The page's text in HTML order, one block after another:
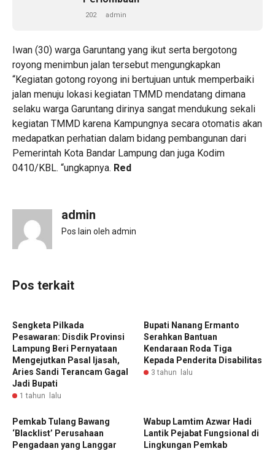
202 admin
Iwan (30) warga Garuntang yang ikut serta bergotong
royong menimbun jalan tersebut mengungkapkan
“Kegiatan gotong royong ini bertujuan untuk memperbaiki
jalan menuju lokasi kegiatan TMMD mendatang dimana
selaku warga Garuntang dirinya sangat mendukung sekali
kegiatan TMMD karena Kampungnya secara otomatis akan
medapatkan perhatian dalam bidang pembangunan dari
Pemerintah Kota Bandar Lampung dan juga Kodim
0410/KBL. “ungkapnya. Red
admin
Pos lain oleh admin
Pos terkait
Sengketa Pilkada
Pesawaran: Disdik Provinsi
Lampung Beri Pernyataan
Mengejutkan Pasal Ijasah,
Aries Sandi Terancam Gagal
Jadi Bupati
1 tahun lalu
Bupati Nanang Ermanto
Serahkan Bantuan
Kendaraan Roda Tiga
Kepada Penderita Disabilitas
3 tahun lalu
Pemkab Tulang Bawang
‘Blacklist’ Perusahaan
Pengadaan yang Langgar
Wabup Lamtim Azwar Hadi
Lantik Pejabat Fungsional di
Lingkungan Pemkab